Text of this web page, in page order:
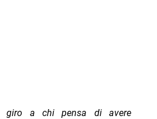
giro a chi pensa di avere